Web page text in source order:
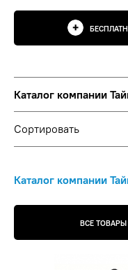
Каталог компании
ВСЕ
Каталог компании
Сортировать